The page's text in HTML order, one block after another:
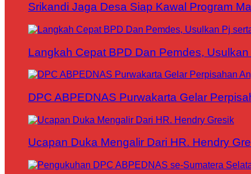
Srikandi Jaga Desa Siap Kawal Program
Langkah Cepat BPD Dan Pemdes,
DPC ABPEDNAS Purwakarta Gelar
Ucapan Duka Mengalir Dari HR. Hendry